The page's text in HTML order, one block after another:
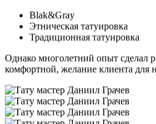
Blak&Gray
Этническая татуировка
Традиционная татуировка
Однако многолетний опыт сделал
комфортной, желание клиента для